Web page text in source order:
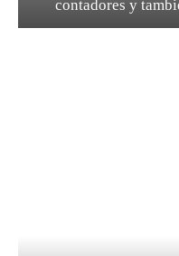
contadores y